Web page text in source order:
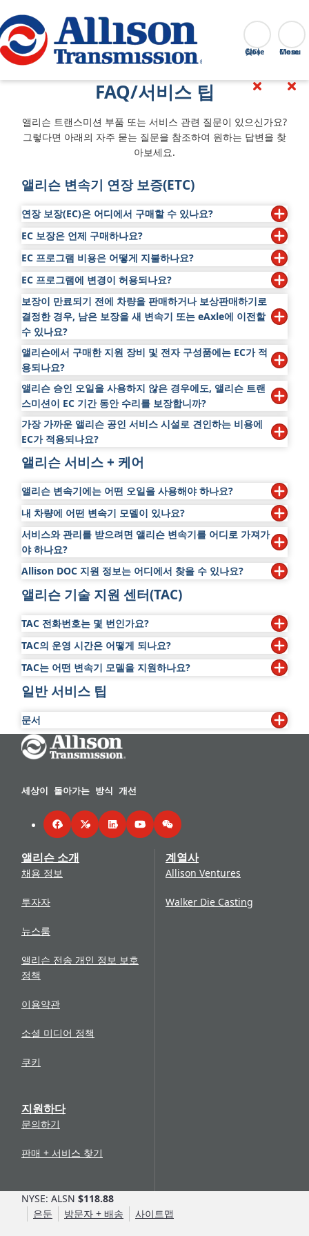
Go Home 찾다
Close
FAQ/서비스 팁
앨리슨 트랜스미션 부품 또는 서비스 관련 질문이 있으신가요?
그렇다면 아래의 자주 묻는 질문을 참조하여 원하는 답변을 찾
아보세요.
앨리슨 변속기 연장 보증(ETC)
연장 보장(EC)은 어디에서 구매할 수 있나요?
EC는 앨리슨 공인 총판이나 대리점을 통해 구매할 수 있습
니다.
가까운 앨리슨 공인 시설은판매 및 서비스 찾기에서 확인하
세요.
EC 보장은 언제 구매하나요?
차량 인도 시 또는 차량 인도 후 12개월 이내에 EC를 구매할
수 있습니다.
EC를 제공하지 않는 판매점에서 신차를 인도 받은 경우에도
앨리슨 공식 총판 또는 대리점을 통해 보장을 구입할 수 있
고, 판매점을 다시 방문하지 않아도 됩니다.
EC 프로그램 비용은 어떻게 지불하나요?
차량 구매 시 비용을 포함시키거나(대리점 승인 시), 공식 앨
리슨 트랜스미션 총판 또는 대리점에게 수표를 발행할 수 있
습니다.
EC 프로그램에 변경이 허용되나요?
예, 승인된 용도의 새로운 앨리슨 변속기인 경우에 한합니
다.
보장이 만료되기 전에 차량을 판매하거나 보상판매하기로
결정한 경우, 남은 보장을 새 변속기 또는 eAxle에 이전할
수 있나요?
아니요, 남은 보장은 새 변속기 또는 eAxle로 이전할 수 없
습니다. 구매한 EC 보장은 추진 솔루션과 함께 유지됩니다.
앨리슨에서 구매한 지원 장비 및 전자 구성품에는 EC가 적
용되나요?
예.
앨리슨 승인 오일을 사용하지 않은 경우에도, 앨리슨 트랜
스미션이 EC 기간 동안 수리를 보장합니까?
아니요, 차량이 앨리슨 승인 오일 이외의 오일을 사용하여
운행한 것으로 판단된 경우에는 해당되지 않습니다.
앨리슨 승인 오일을 확인하려면
가장 가까운 앨리슨 공인 서비스 시설로 견인하는 비용에
EC가 적용되나요?
예. 차량이 작동하지 않거나 변속기의 추가 손상을 방지하기
가까운 앨리슨 공인 시설은판매 + 서비스 찾기에서 확인하
세요.
앨리슨 서비스 + 케어
앨리슨 변속기에는 어떤 오일을 사용해야 하나요?
앨리슨 승인 자동 변속기 오일을 사용하면 모든 작동 환경에
서 교환 간격이 연장되고 변속기 성능과 내구성이 향상됩니
다.
변속기용 앨리슨 오일 권장 사항을 보려면 승인 오일
또는
)을 참
조하세요.
내 차량에 어떤 변속기 모델이 있나요?
변속기 모델을 찾으려면 차량/주문 서류를 확인하세요.
모델 명칭을 찾을 수 없는 경우 앨리슨 총판 또는 대리점에
문의하여 도움을 받으세요. 가까운 앨리슨 공인 시설은
판매
+ 서비스 찾기에서 확인하세요. 전화하기 전에 다음 정보를
준비하세요.
차량 유형
엔진 마력
변속 선택기에 대한 설명
차량 연식
변속기 일련번호
서비스와 관리를 받으려면 앨리슨 변속기를 어디로 가져가
야 하나요?
앨리슨 공인 서비스 센터는 앨리슨 변속기를 최대한 오래 원
활하게 작동하는 데 필요한 모든 관리를 제공합니다.
속기 판매에 이르기까지, 서비스 센터는 앨리슨 변속기를 위
한 가장 폭넓은 서비스와 관리를 제공합니다.
가까운 앨리슨 공인 시설은판매 + 서비스 찾기
에서 확인하
Allison DOC 지원 정보는 어디에서 찾을 수 있나요?
Allison DOC 지원 정보는전자 진단섹션의 "
앨리슨 기술 지원 센터(TAC)
TAC 전화번호는 몇 번인가요?
1.800.252.5ATD 또는 1.800.252.5283
TAC의 운영 시간은 어떻게 되나요?
하루 24시간/주 7일
TAC는 어떤 변속기 모델을 지원하나요?
현재의 on-highway 및 off-highway 변속기. 레거시 모델
추가적인 기술 관련 질문은 앨리슨 공인 시설에 문의하세요.
가까운 앨리슨 공인 시설은
세요.
일반 서비스 팁
문서
eGen Flex™ 지오펜싱 사용자 가이드라인 - #9077
앨리슨 트랜스미션 전자 서비스 도구 위치 보고서 -
앨리슨 변속기 장착 차량의 견인 - #5580C
기술 - #1707C
Allison DOC® 구독 갱신 절차 - #918
Chevrolet® Silverado® 4500HD, 5500HD 및
6500HD에 사용 가능한 입력/출력 기능 - #8158
Allison DOC® V2019.3 구독 서비스 업데이트 -
Allison TCM Reflash™ V6.2 - #3619
일부 세정제와 앨리슨 변속 선택기의 비호환성 -
#8835
변속기 오일/필터 교환 권장 사항 - #1099BB
필터 커버 볼트 구멍 수리 키트 - #2001
Allison HUB™ Premium 구독
Go Home
세상이 돌아가는 방식 개선
FacebookTwitterLinkedInYouTubeWeChat
앨리슨 소개
채용 정보
투자자
뉴스룸
앨리슨 전송 개인 정보 보호
정책
이용약관
소셜 미디어 정책
쿠키
지원하다
문의하기
판매 + 서비스 찾기
계열사
Allison Ventures
Walker Die Casting
NYSE: ALSN $118.88
은둔
방문자 + 배송 사이트맵